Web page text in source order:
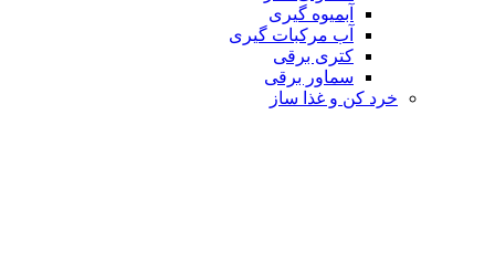
آبمیوه گیری
آب مرکبات گیری
کتری برقی
سماور برقی
خرد کن و غذا ساز